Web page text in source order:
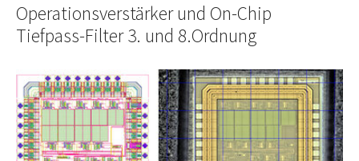
Operationsverstärker und On-Chip
Tiefpass-Filter 3. und 8.Ordnung